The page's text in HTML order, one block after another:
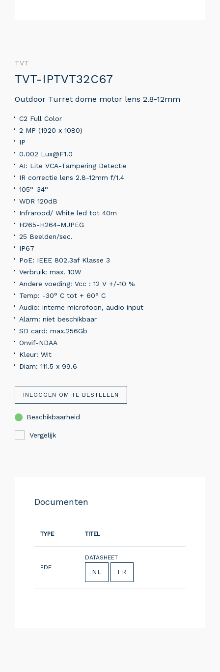
TVT
TVT-IPTVT32C67
Outdoor Turret dome motor lens 2.8-12mm
C2 Full Color
2 MP (1920 x 1080)
IP
0.002 Lux@F1.0
AI: Lite VCA-Tampering Detectie
IR correctie lens 2.8-12mm f/1.4
105°-34°
WDR 120dB
Infrarood/ White led tot 40m
H265-H264-MJPEG
25 Beelden/sec.
IP67
PoE: IEEE 802.3af Klasse 3
Verbruik: max. 10W
Andere voeding: Vcc : 12 V +/-10 %
Temp: -30° C tot + 60° C
Audio: interne microfoon, audio input
Alarm: niet beschikbaar
SD card: max.256Gb
Onvif-NDAA
Kleur: Wit
Diam: 111.5 x 99.6
INLOGGEN OM TE BESTELLEN
Beschikbaarheid
Vergelijk
Documenten
TYPE TITEL
PDF
DATASHEET
NL FR